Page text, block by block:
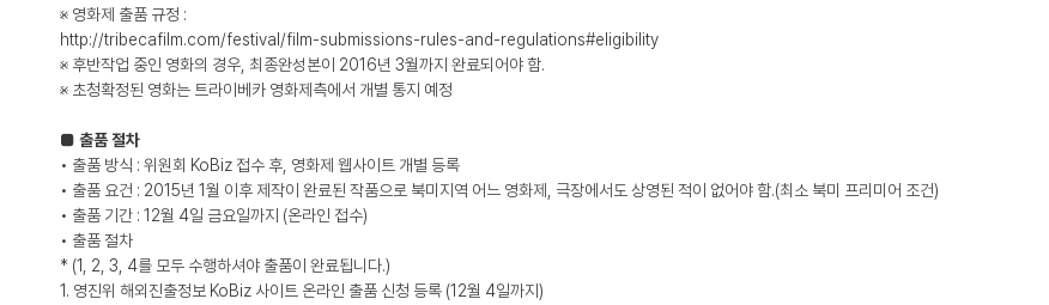
※ 영화제 출품 규정 :
http://tribecafilm.com/festival/film-submissions-rules-and-regulations#eligibility
※ 후반작업 중인 영화의 경우, 최종완성본이 2016년 3월까지 완료되어야 함.
※ 초청확정된 영화는 트라이베카 영화제측에서 개별 통지 예정
■ 출품 절차
• 출품 방식 : 위원회 KoBiz 접수 후, 영화제 웹사이트 개별 등록
• 출품 요건 : 2015년 1월 이후 제작이 완료된 작품으로 북미지역 어느 영화제, 극장에서도 상영된 적이 없어야 함.(최소 북미 프리미어 조건)
• 출품 기간 : 12월 4일 금요일까지 (온라인 접수)
• 출품 절차
* (1, 2, 3, 4를 모두 수행하셔야 출품이 완료됩니다.)
1. 영진위 해외진출정보 KoBiz 사이트 온라인 출품 신청 등록 (12월 4일까지)